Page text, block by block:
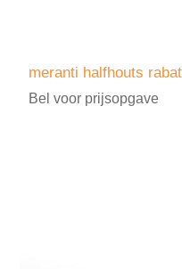
meranti halfhouts
Bel voor prijsopgave